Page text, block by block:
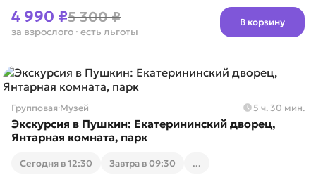
4 990 ₽5 300 ₽
за взрослого · есть льготы
В корзину
Групповая·Музей 5 ч. 30 мин.
Экскурсия в Пушкин: Екатерининский дворец,
Янтарная комната, парк
Cегодня в 12:30 Завтра в 09:30 ...